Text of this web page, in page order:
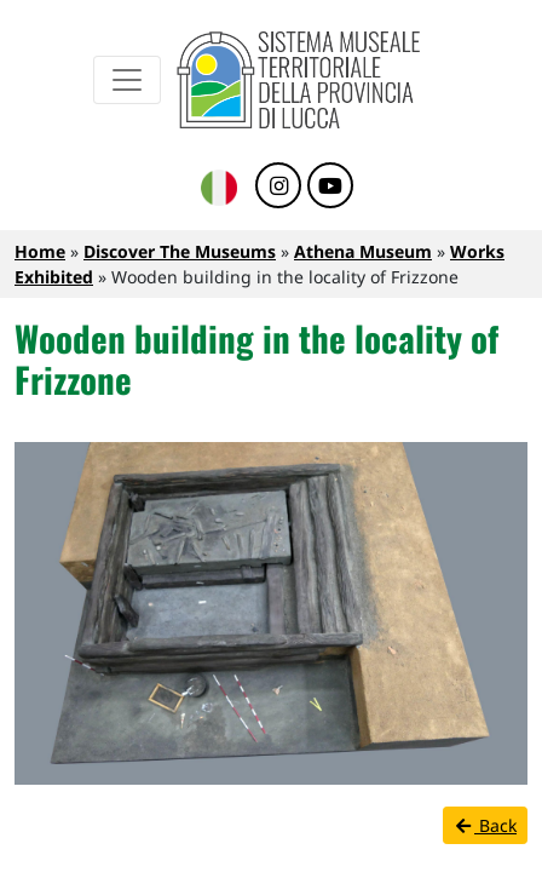
Sistema Museale Territoriale della
Breadcrumb
Home Discover The Museums Athena Museum
Works
Exhibited
Wooden building in the locality of Frizzone
Wooden building in the locality of
Frizzone
Back